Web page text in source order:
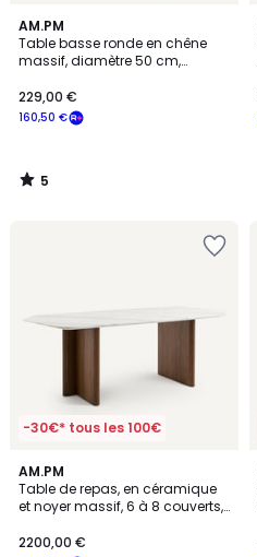
AM.PM
Table basse ronde en chêne
massif, diamètre 50 cm,
160,50 €
229,00 €
5
/
5
5
/
-30€* tous les 100€
AM.PM
Table de repas, en céramique
et noyer massif, 6 à 8 couverts,
2200,00 €